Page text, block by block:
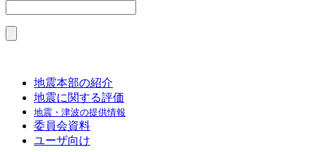
地震本部の紹介
地震に関する評価
地震・津波の提供情報
委員会資料
ユーザ向け